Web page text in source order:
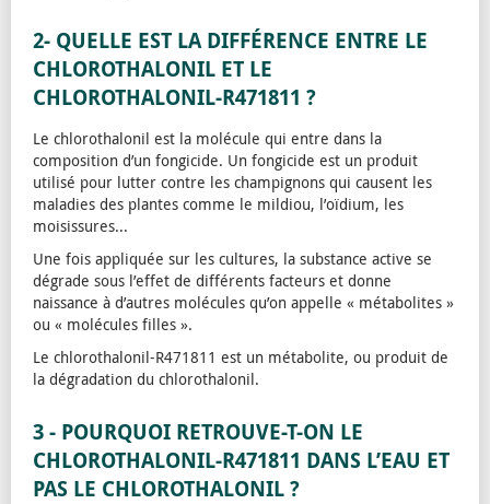
2- QUELLE EST LA DIFFÉRENCE ENTRE LE
CHLOROTHALONIL ET LE
CHLOROTHALONIL-R471811 ?
Le chlorothalonil est la molécule qui entre dans la
composition d’un fongicide. Un fongicide est un produit
utilisé pour lutter contre les champignons qui causent les
maladies des plantes comme le mildiou, l’oïdium, les
moisissures...
Une fois appliquée sur les cultures, la substance active se
dégrade sous l’effet de différents facteurs et donne
naissance à d’autres molécules qu’on appelle « métabolites »
ou « molécules filles ».
Le chlorothalonil-R471811 est un métabolite, ou produit de
la dégradation du chlorothalonil.
3 - POURQUOI RETROUVE-T-ON LE
CHLOROTHALONIL-R471811 DANS L’EAU ET
PAS LE CHLOROTHALONIL ?